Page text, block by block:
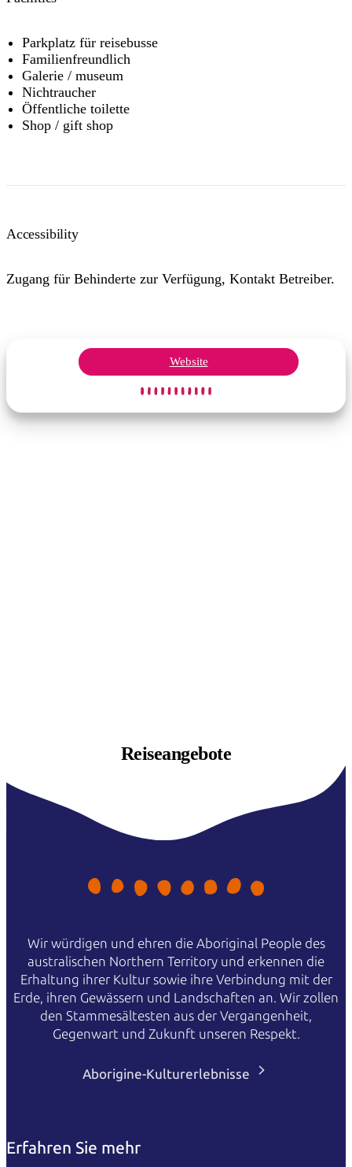
Parkplatz für reisebusse
Familienfreundlich
Galerie / museum
Nichtraucher
Öffentliche toilette
Shop / gift shop
Accessibility
Zugang für Behinderte zur Verfügung, Kontakt Betreiber.
Website
Reiseangebote
Wir würdigen und ehren die Aboriginal People des
australischen Northern Territory und erkennen die
Erhaltung ihrer Kultur sowie ihre Verbindung mit der
Erde, ihren Gewässern und Landschaften an. Wir zollen
den Stammesältesten aus der Vergangenheit,
Gegenwart und Zukunft unseren Respekt.
Aborigine-Kulturerlebnisse
Erfahren Sie mehr